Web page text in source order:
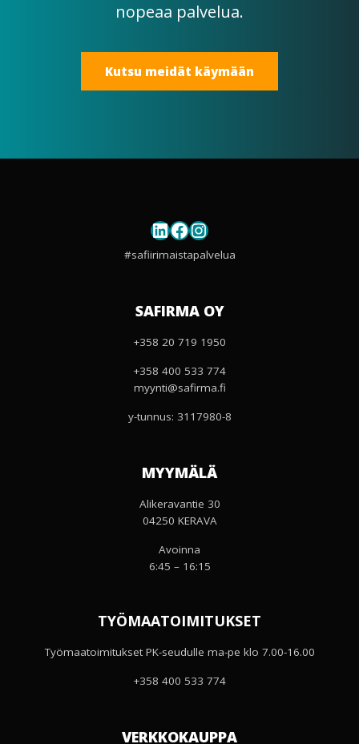
nopeaa palvelua.
Kutsu meidät käymään
LinkedIn
Facebook
Instagram
#safiirimaistapalvelua
SAFIRMA OY
+358 20 719 1950
+358 400 533 774
myynti@safirma.fi
y-tunnus: 3117980-8
MYYMÄLÄ
Alikeravantie 30
04250 KERAVA
Avoinna
6:45 – 16:15
TYÖMAATOIMITUKSET
Työmaatoimitukset PK-seudulle ma-pe klo 7.00-16.00
+358 400 533 774
VERKKOKAUPPA